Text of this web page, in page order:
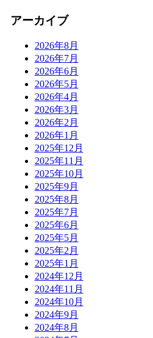
アーカイブ
2026年8月
2026年7月
2026年6月
2026年5月
2026年4月
2026年3月
2026年2月
2026年1月
2025年12月
2025年11月
2025年10月
2025年9月
2025年8月
2025年7月
2025年6月
2025年5月
2025年2月
2025年1月
2024年12月
2024年11月
2024年10月
2024年9月
2024年8月